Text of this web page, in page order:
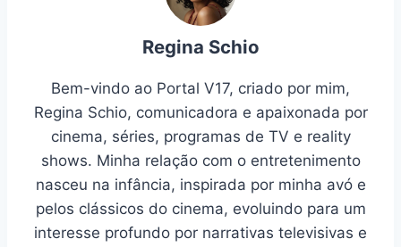
Regina Schio
Bem-vindo ao Portal V17, criado por mim,
Regina Schio, comunicadora e apaixonada por
cinema, séries, programas de TV e reality
shows. Minha relação com o entretenimento
nasceu na infância, inspirada por minha avó e
pelos clássicos do cinema, evoluindo para um
interesse profundo por narrativas televisivas e